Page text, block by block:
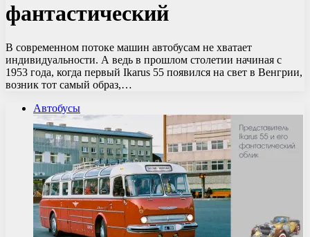
фантастический
В современном потоке машин автобусам не хватает
индивидуальности. А ведь в прошлом столетии начиная с
1953 года, когда первый Ikarus 55 появился на свет в Венгрии,
возник тот самый образ,…
Автобусы